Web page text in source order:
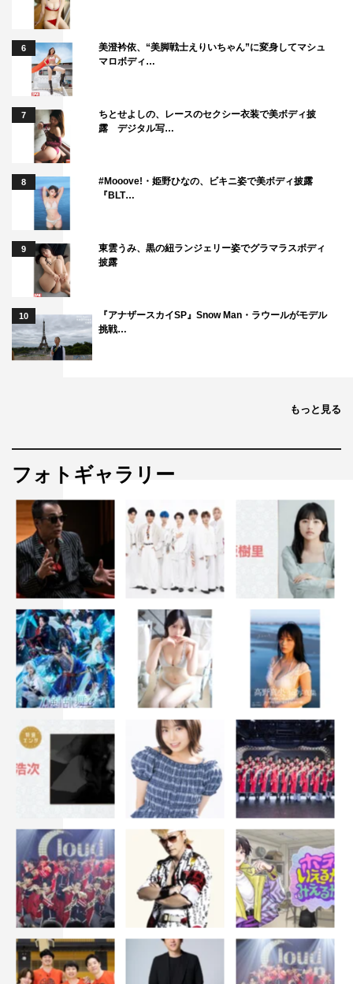
6
美澄衿依、“美脚戦士えりいちゃん”に変身してマシュ
マロボディ…
7
ちとせよしの、レースのセクシー衣装で美ボディ披
露 デジタル写…
8
#Mooove!・姫野ひなの、ビキニ姿で美ボディ披露
『BLT…
9
東雲うみ、黒の紐ランジェリー姿でグラマラスボディ
披露
10
『アナザースカイSP』Snow Man・ラウールがモデル
挑戦…
もっと見る
フォトギャラリー